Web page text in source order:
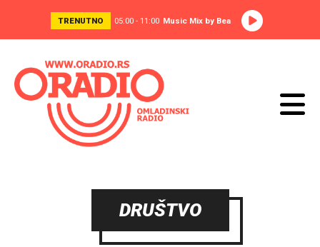
TRENUTNO 05:00 - 11:00 Music Mix by Bea
DRUŠTVO